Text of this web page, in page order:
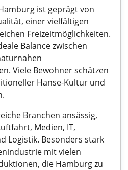
ist geprägt von
einer vielfältigen
Freizeitmöglichkeiten.
Balance zwischen
Viele Bewohner schätzen
Hanse-Kultur und
Branchen ansässig,
Medien, IT,
Logistik. Besonders stark
mit vielen
die Hamburg zu